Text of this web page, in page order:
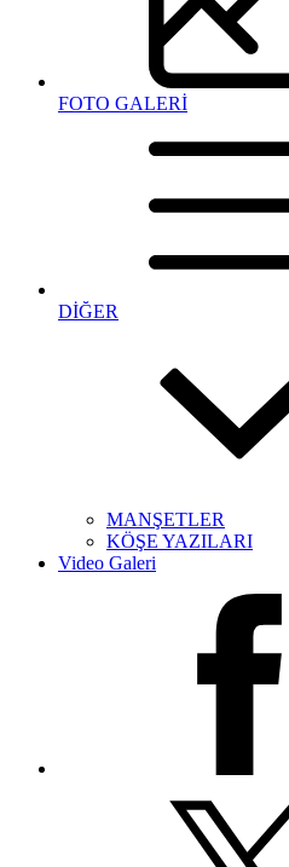
FOTO GALERİ
DİĞER
MANŞETLER
KÖŞE YAZILARI
Video Galeri